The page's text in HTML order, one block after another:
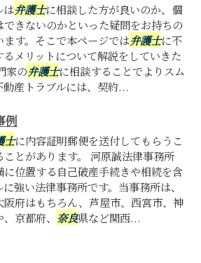
は弁護士に相談した方が良いのか、個
できないのかといった疑問をお持ちの
す。そこで本ページでは弁護士に不
メリットについて解説をしていきた
家の弁護士に相談することでよりスム
産トラブルには、契約...
例
士に内容証明郵便を送付してもらうこ
ことがあります。 河原誠法律事務所
に位置する自己破産手続きや相続を含
強い法律事務所です。当事務所は、
府はもちろん、芦屋市、西宮市、神
京都府、 奈良県など関西...